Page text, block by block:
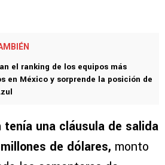
el ranking de los equipos más
en México y sorprende la posición de
tenía una cláusula de salida
de dólares, monto